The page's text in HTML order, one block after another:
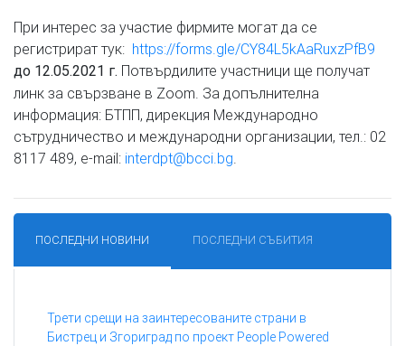
При интерес за участие фирмите могат да се
регистрират тук: https://forms.gle/CY84L5kAaRuxzPfB9
до 12.05.2021 г. Потвърдилите участници ще получат
линк за свързване в Zoom. За допълнителна
информация: БТПП, дирекция Международно
сътрудничество и международни организации, тел.: 02
8117 489, e-mail: interdpt@bcci.bg
ПОСЛЕДНИ НОВИНИ ПОСЛЕДНИ СЪБИТИЯ
Трети срещи на заинтересованите страни в
Бистрец и Згориград по проект People Powered